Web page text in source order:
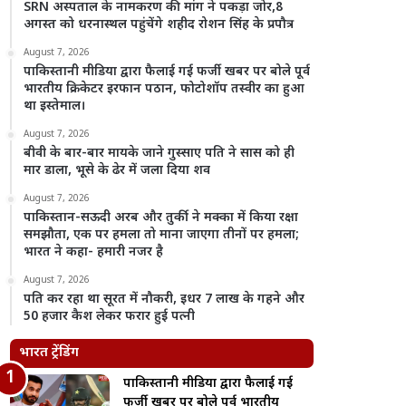
SRN अस्पताल के नामकरण की मांग ने पकड़ा जोर,8
अगस्त को धरनास्थल पहुंचेंगे शहीद रोशन सिंह के प्रपौत्र
August 7, 2026
पाकिस्तानी मीडिया द्वारा फैलाई गई फर्जी खबर पर बोले पूर्व
भारतीय क्रिकेटर इरफान पठान, फोटोशॉप तस्वीर का हुआ
था इस्तेमाल।
August 7, 2026
बीवी के बार-बार मायके जाने गुस्साए पति ने सास को ही
मार डाला, भूसे के ढेर में जला दिया शव
August 7, 2026
पाकिस्तान-सऊदी अरब और तुर्की ने मक्का में किया रक्षा
समझौता, एक पर हमला तो माना जाएगा तीनों पर हमला;
भारत ने कहा- हमारी नजर है
August 7, 2026
पति कर रहा था सूरत में नौकरी, इधर 7 लाख के गहने और
50 हजार कैश लेकर फरार हुई पत्नी
भारत ट्रेंडिंग
पाकिस्तानी मीडिया द्वारा फैलाई गई